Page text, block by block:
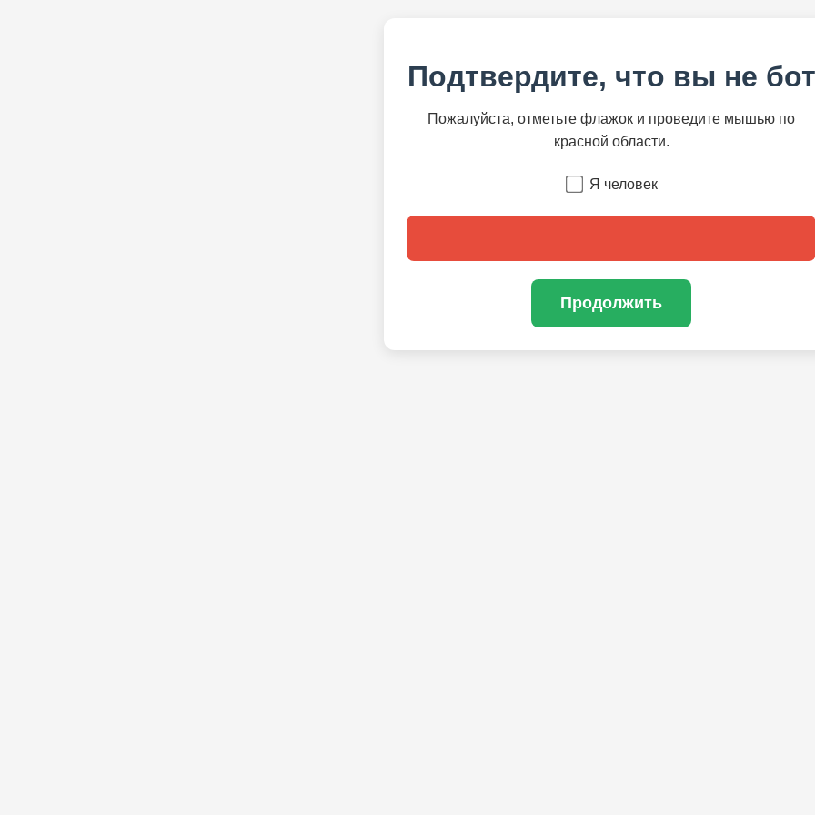
Подтвердите, что вы не бот
Пожалуйста, отметьте флажок и проведите мышью по
красной области.
Я человек
Продолжить